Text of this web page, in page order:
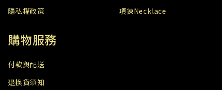
隱私權政策
項鍊Necklace
購物服務
付款與配送
退換貨須知